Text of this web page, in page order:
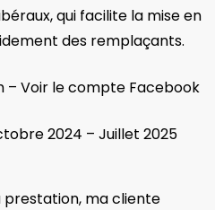
qui facilite la mise en
des remplaçants.
– Voir le compte Facebook
2024 – Juillet 2025
prestation, ma cliente